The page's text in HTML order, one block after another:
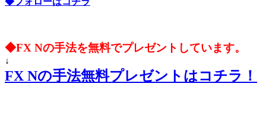
◆FX Nの手法を無料でプレゼントしています。
↓
FX Nの手法無料プレゼントはコチラ！